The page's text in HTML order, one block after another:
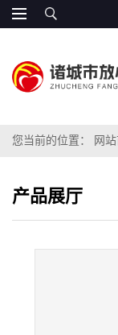
您当前的位置： 网
产品展厅